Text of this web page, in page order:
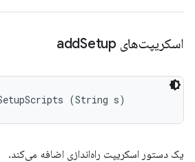
اسکریپت‌های addSetup
(String s)
یک دستور اسکریپت راه‌اندازی اضافه می‌کند.